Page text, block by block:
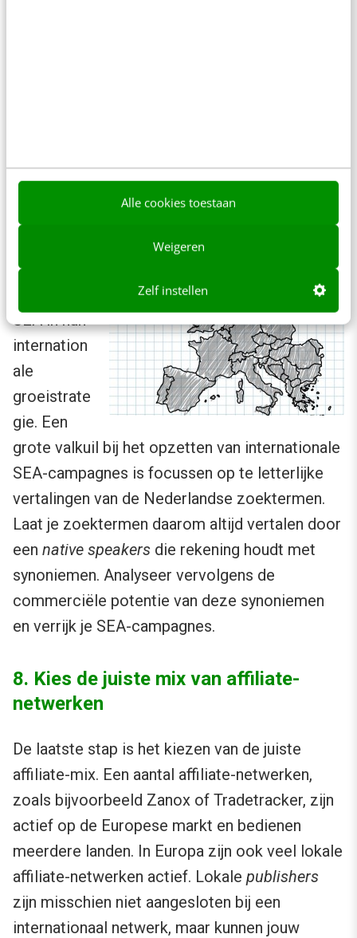
Alle cookies toestaan
Weigeren
Zelf instellen
zoekwoordenanalyse uit voor je SEA-
webshops
SEA in hun
internation
ale
groeistrate
gie. Een
grote valkuil bij het opzetten van internationale
SEA-campagnes is focussen op te letterlijke
vertalingen van de Nederlandse zoektermen.
Laat je zoektermen daarom altijd vertalen door
een native speakers die rekening houdt met
synoniemen. Analyseer vervolgens de
commerciële potentie van deze synoniemen
en verrijk je SEA-campagnes.
8. Kies de juiste mix van affiliate-
netwerken
De laatste stap is het kiezen van de juiste
affiliate-mix. Een aantal affiliate-netwerken,
zoals bijvoorbeeld Zanox of Tradetracker, zijn
actief op de Europese markt en bedienen
meerdere landen. In Europa zijn ook veel lokale
affiliate-netwerken actief. Lokale publishers
zijn misschien niet aangesloten bij een
internationaal netwerk, maar kunnen jouw